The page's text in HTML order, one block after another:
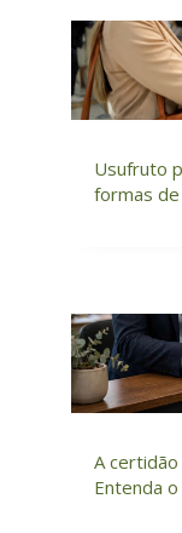
Usufruto
formas
A
Entenda